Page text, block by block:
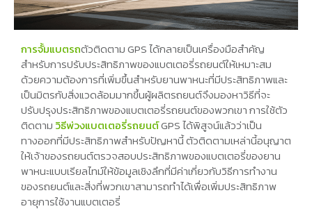
การจั้มแบตรถตัวติดตาม GPS ได้กลายเป็นเครื่องมือสำคัญ
สำหรับการปรับประสิทธิภาพของแบตเตอรี่รถยนต์ให้เหมาะสม
ด้วยความต้องการที่เพิ่มขึ้นสำหรับยานพาหนะที่มีประสิทธิภาพและ
เป็นมิตรกับสิ่งแวดล้อมมากขึ้นผู้ผลิตรถยนต์จึงมองหาวิธีที่จะ
ปรับปรุงประสิทธิภาพของแบตเตอรี่รถยนต์ของพวกเขา การใช้ตัว
ติดตาม วิธีพ่วงแบตเตอรี่รถยนต์GPS ได้พิสูจน์แล้วว่าเป็น
ทางออกที่มีประสิทธิภาพสำหรับปัญหานี้ ตัวติดตามเหล่านี้อนุญาต
ให้เจ้าของรถยนต์ตรวจสอบประสิทธิภาพของแบตเตอรี่ของยาน
พาหนะแบบเรียลไทม์ให้ข้อมูลเชิงลึกที่มีค่าเกี่ยวกับวิธีการทำงาน
ของรถยนต์และสิ่งที่พวกเขาสามารถทำได้เพื่อเพิ่มประสิทธิภาพ
อายุการใช้งานแบตเตอรี่